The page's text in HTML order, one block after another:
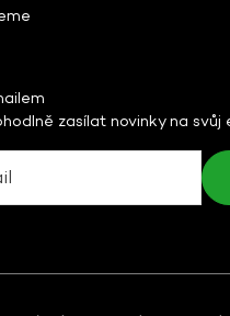
zasílat novinky na svůj